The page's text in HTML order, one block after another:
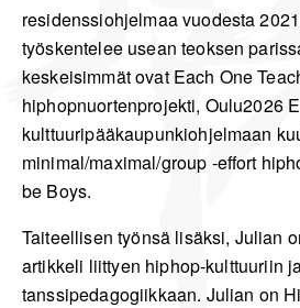
residenssiohjelmaa vuodesta
työskentelee usean teoksen
keskeisimmät ovat Each One
hiphopnuortenprojekti, Oulu2026
kulttuuripääkaupunkiohjelmaan
minimal/maximal/group -effort
be Boys.
Taiteellisen työnsä lisäksi, Julian
artikkeli liittyen hiphop-kulttuuriin
tanssipedagogiikkaan. Julian on